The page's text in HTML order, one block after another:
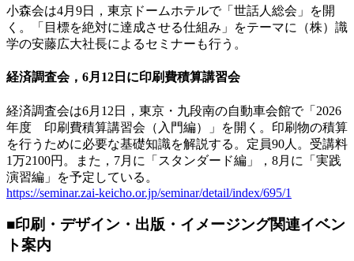
小森会は4月9日，東京ドームホテルで「世話人総会」を開
く。「目標を絶対に達成させる仕組み」をテーマに（株）識
学の安藤広大社長によるセミナーも行う。
経済調査会，6月12日に印刷費積算講習会
経済調査会は6月12日，東京・九段南の自動車会館で「2026
年度 印刷費積算講習会（入門編）」を開く。印刷物の積算
を行うために必要な基礎知識を解説する。定員90人。受講料
1万2100円。また，7月に「スタンダード編」，8月に「実践
演習編」を予定している。
https://seminar.zai-keicho.or.jp/seminar/detail/index/695/1
■印刷・デザイン・出版・イメージング関連イベン
ト案内